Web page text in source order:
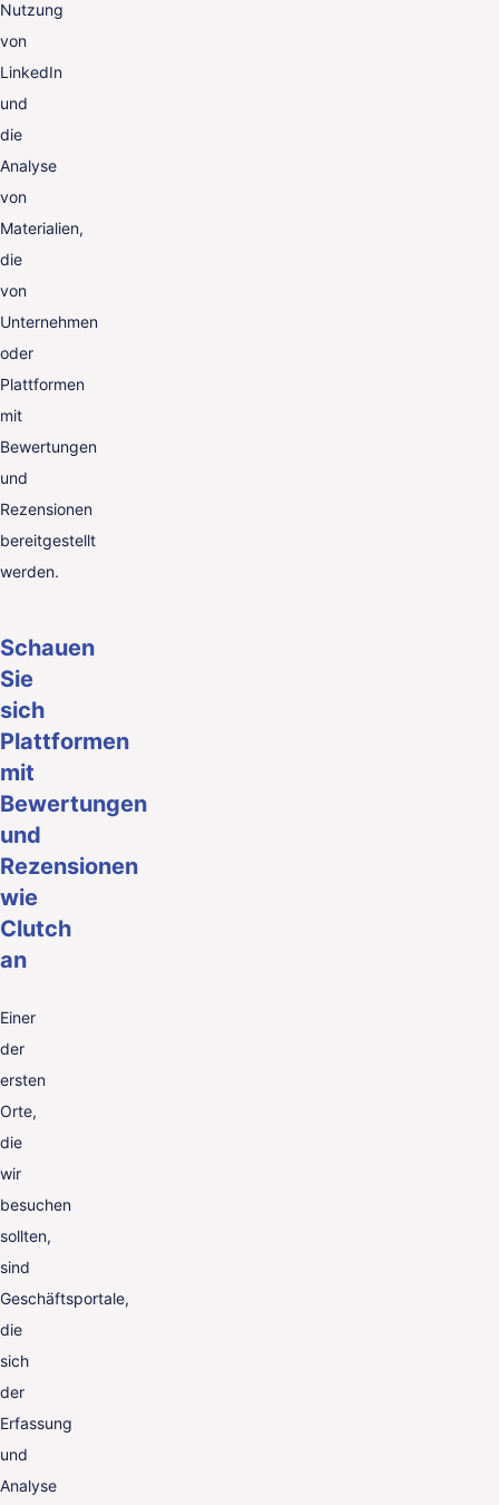
Nutzung
von
LinkedIn
und
die
Analyse
von
Materialien,
die
von
Unternehmen
oder
Plattformen
mit
Bewertungen
und
Rezensionen
bereitgestellt
werden.
Schauen
Sie
sich
Plattformen
mit
Bewertungen
und
Rezensionen
wie
Clutch
an
Einer
der
ersten
Orte,
die
wir
besuchen
sollten,
sind
Geschäftsportale,
die
sich
der
Erfassung
und
Analyse